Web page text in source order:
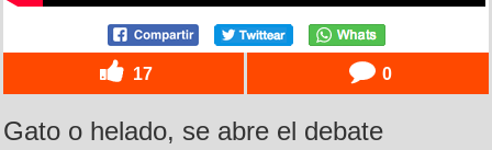
17 0
Gato o helado, se abre el debate